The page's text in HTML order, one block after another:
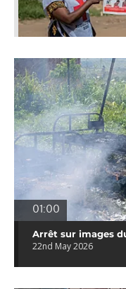
01:00
Arrêt sur images
22nd May 2026